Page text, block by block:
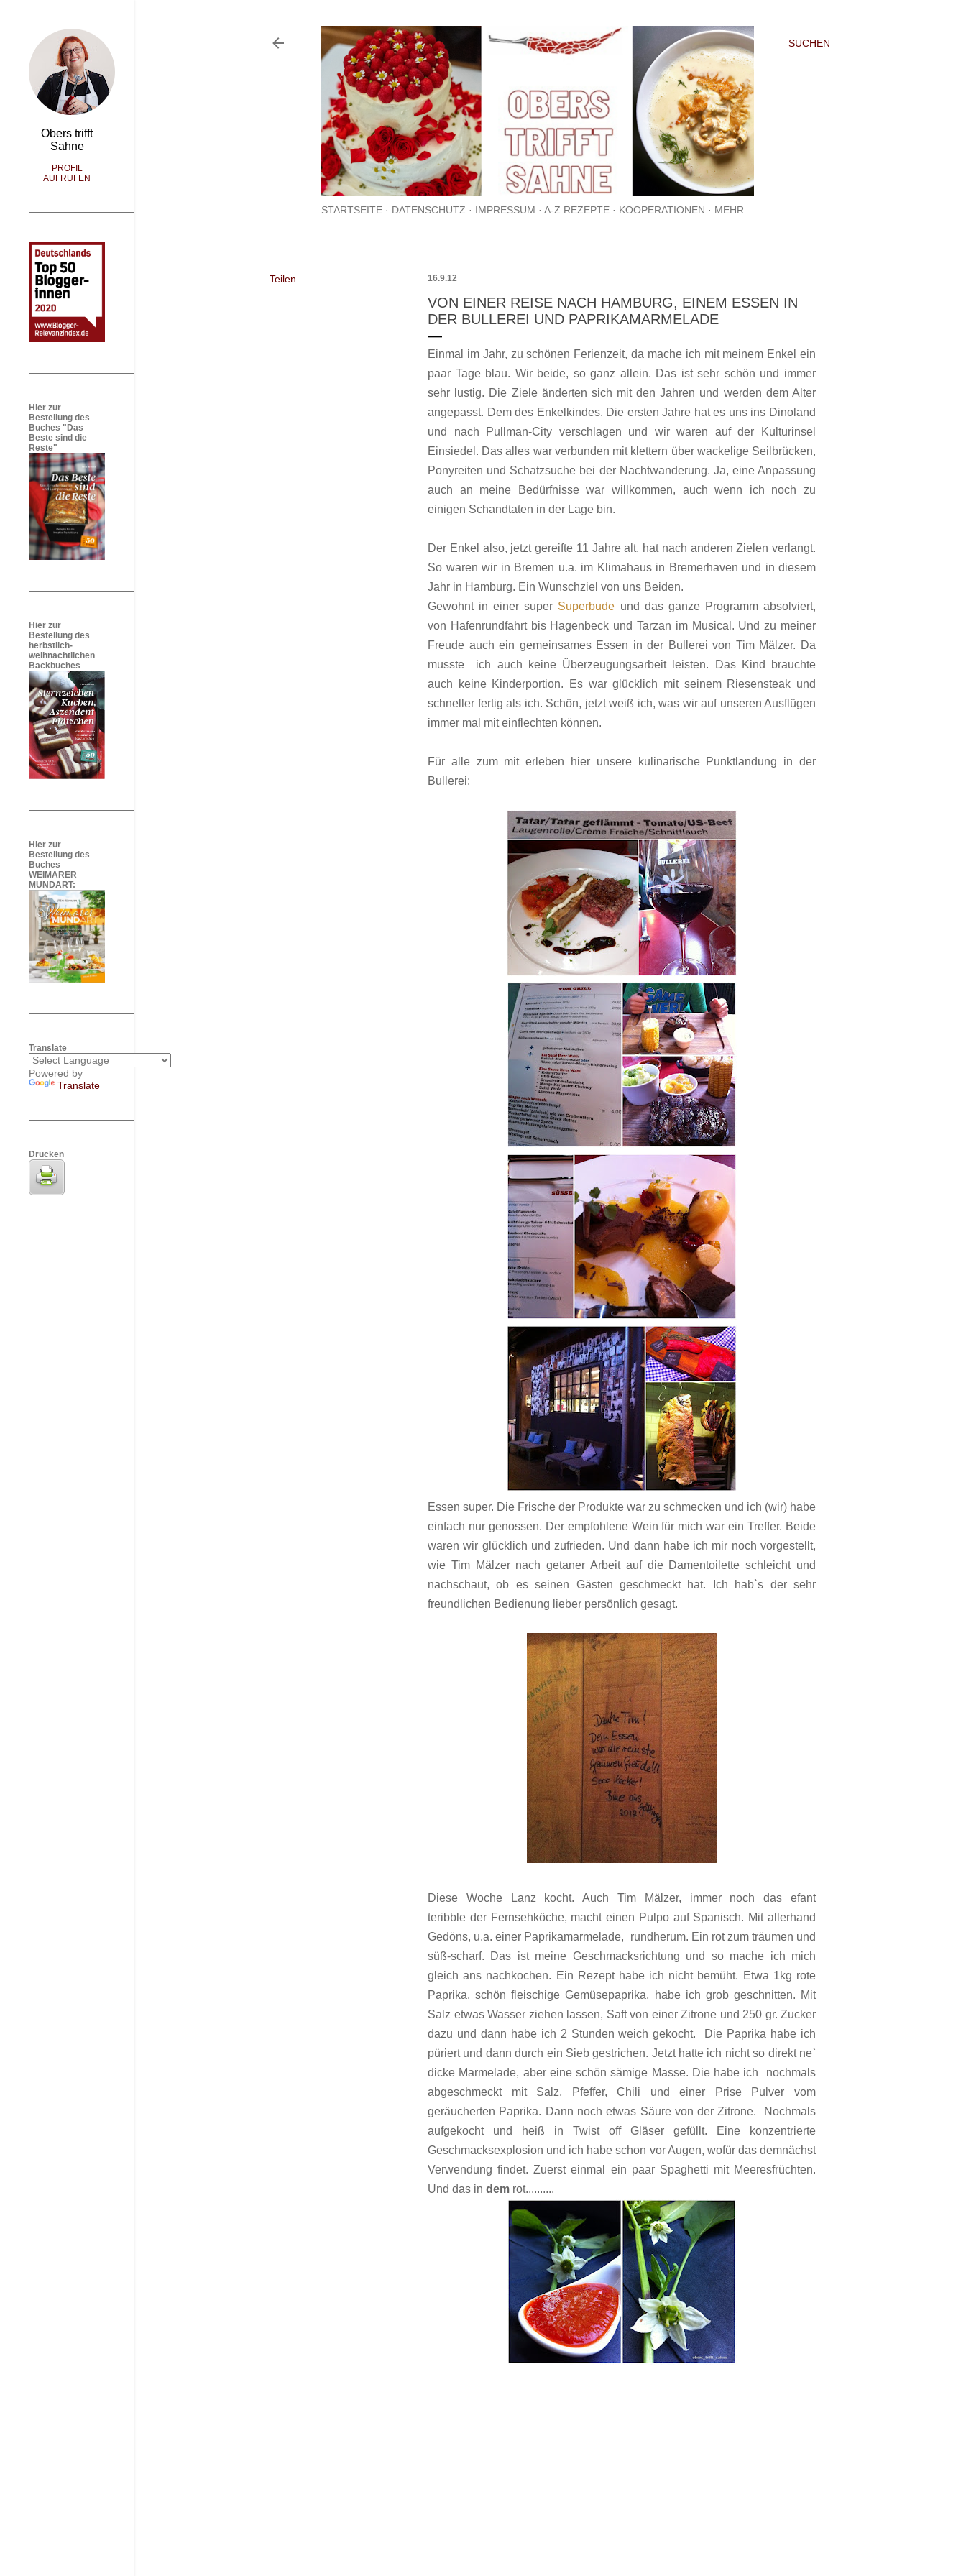
SUCHEN
STARTSEITE DATENSCHUTZ IMPRESSUM A-Z REZEPTE KOOPERATIONEN MEHR…
Teilen 16.9.12
VON EINER REISE NACH HAMBURG, EINEM ESSEN IN
DER BULLEREI UND PAPRIKAMARMELADE
Einmal im Jahr, zu schönen Ferienzeit, da mache ich mit meinem Enkel ein
paar Tage blau. Wir beide, so ganz allein. Das ist sehr schön und immer
sehr lustig. Die Ziele änderten sich mit den Jahren und werden dem Alter
angepasst. Dem des Enkelkindes. Die ersten Jahre hat es uns ins Dinoland
und nach Pullman-City verschlagen und wir waren auf der Kulturinsel
Einsiedel. Das alles war verbunden mit klettern über wackelige Seilbrücken,
Ponyreiten und Schatzsuche bei der Nachtwanderung. Ja, eine Anpassung
auch an meine Bedürfnisse war willkommen, auch wenn ich noch zu
einigen Schandtaten in der Lage bin.
Der Enkel also, jetzt gereifte 11 Jahre alt, hat nach anderen Zielen verlangt.
So waren wir in Bremen u.a. im Klimahaus in Bremerhaven und in diesem
Jahr in Hamburg. Ein Wunschziel von uns Beiden.
Gewohnt in einer super Superbude und das ganze Programm absolviert,
von Hafenrundfahrt bis Hagenbeck und Tarzan im Musical. Und zu meiner
Freude auch ein gemeinsames Essen in der Bullerei von Tim Mälzer. Da
musste ich auch keine Überzeugungsarbeit leisten. Das Kind brauchte
auch keine Kinderportion. Es war glücklich mit seinem Riesensteak und
schneller fertig als ich. Schön, jetzt weiß ich, was wir auf unseren Ausflügen
immer mal mit einflechten können.
Für alle zum mit erleben hier unsere kulinarische Punktlandung in der
Bullerei:
Essen super. Die Frische der Produkte war zu schmecken und ich (wir) habe
einfach nur genossen. Der empfohlene Wein für mich war ein Treffer. Beide
waren wir glücklich und zufrieden. Und dann habe ich mir noch vorgestellt,
wie Tim Mälzer nach getaner Arbeit auf die Damentoilette schleicht und
nachschaut, ob es seinen Gästen geschmeckt hat. Ich hab`s der sehr
freundlichen Bedienung lieber persönlich gesagt.
Diese Woche Lanz kocht. Auch Tim Mälzer, immer noch das efant
teribble der Fernsehköche, macht einen Pulpo auf Spanisch. Mit allerhand
Gedöns, u.a. einer Paprikamarmelade, rundherum. Ein rot zum träumen und
süß-scharf. Das ist meine Geschmacksrichtung und so mache ich mich
gleich ans nachkochen. Ein Rezept habe ich nicht bemüht. Etwa 1kg rote
Paprika, schön fleischige Gemüsepaprika, habe ich grob geschnitten. Mit
Salz etwas Wasser ziehen lassen, Saft von einer Zitrone und 250 gr. Zucker
dazu und dann habe ich 2 Stunden weich gekocht. Die Paprika habe ich
püriert und dann durch ein Sieb gestrichen. Jetzt hatte ich nicht so direkt ne`
dicke Marmelade, aber eine schön sämige Masse. Die habe ich nochmals
abgeschmeckt mit Salz, Pfeffer, Chili und einer Prise Pulver vom
geräucherten Paprika. Dann noch etwas Säure von der Zitrone. Nochmals
aufgekocht und heiß in Twist off Gläser gefüllt. Eine konzentrierte
Geschmacksexplosion und ich habe schon vor Augen, wofür das demnächst
Verwendung findet. Zuerst einmal ein paar Spaghetti mit Meeresfrüchten.
Und das in dem rot..........
Obers trifft
Sahne
PROFIL
AUFRUFEN
Hier zur
Bestellung des
Buches "Das
Beste sind die
Reste"
Hier zur
Bestellung des
herbstlich-
weihnachtlichen
Backbuches
Hier zur
Bestellung des
Buches
WEIMARER
MUNDART:
Translate
Powered by
Translate
Drucken